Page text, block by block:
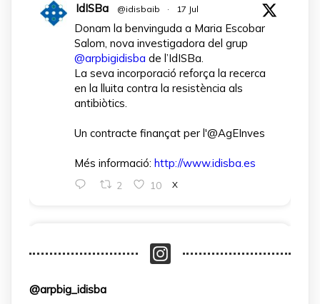
IdISBa @idisbaib · 17 Jul
Donam la benvinguda a Maria Escobar
Salom, nova investigadora del grup
@arpbigidisba de l’IdISBa.
La seva incorporació reforça la recerca
en la lluita contra la resistència als
antibiòtics.
Un contracte finançat per l'@AgEInves
Més informació: http://www.idisba.es
2 10 X
IdISBa @idisbaib ·
Salazar Londoño, que s’incorpora gràcies
@arpbig_idisba